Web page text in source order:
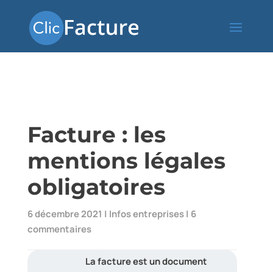
Facture : les
mentions légales
obligatoires
6 décembre 2021 | Infos entreprises| 6
commentaires
La facture est un document